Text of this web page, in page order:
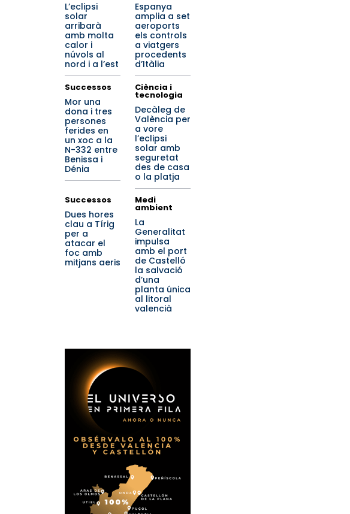
L’eclipsi
solar
arribarà
amb molta
calor i
núvols al
nord i a l’est
Espanya
amplia a set
aeroports
els controls
a viatgers
procedents
d’Itàlia
Successos
Mor una
dona i tres
persones
ferides en
un xoc a la
N-332 entre
Benissa i
Dénia
Ciència i
tecnologia
Decàleg de
València per
a vore
l’eclipsi
solar amb
seguretat
des de casa
o la platja
Successos
Dues hores
clau a Tírig
per a
atacar el
foc amb
mitjans aeris
Medi
ambient
La
Generalitat
impulsa
amb el port
de Castelló
la salvació
d’una
planta única
al litoral
valencià